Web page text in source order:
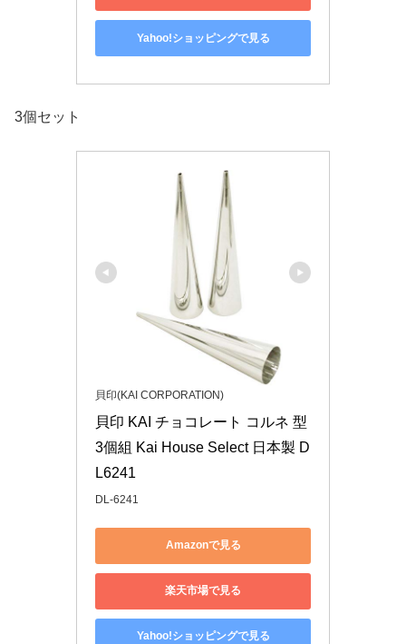
Yahoo!ショッピングで見る
3個セット
貝印(KAI CORPORATION)
貝印 KAI チョコレート コルネ 型
3個組 Kai House Select 日本製 D
L6241
DL-6241
Amazonで見る
楽天市場で見る
Yahoo!ショッピングで見る